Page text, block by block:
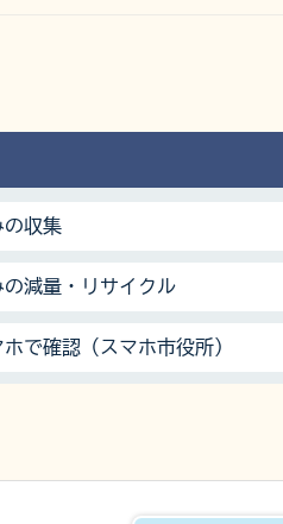
の収集
の減量・リサイクル
ホで確認（スマホ市役所）